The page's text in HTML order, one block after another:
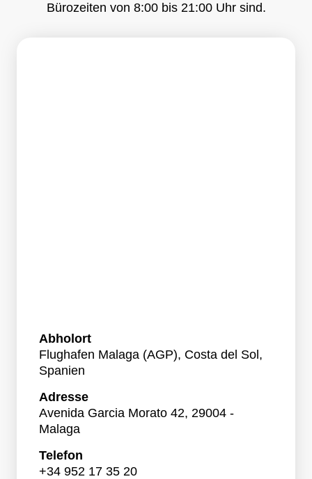
Bürozeiten von 8:00 bis 21:00 Uhr sind.
Abholort
Flughafen Malaga (AGP), Costa del Sol,
Spanien
Adresse
Avenida Garcia Morato 42, 29004 -
Malaga
Telefon
+34 952 17 35 20